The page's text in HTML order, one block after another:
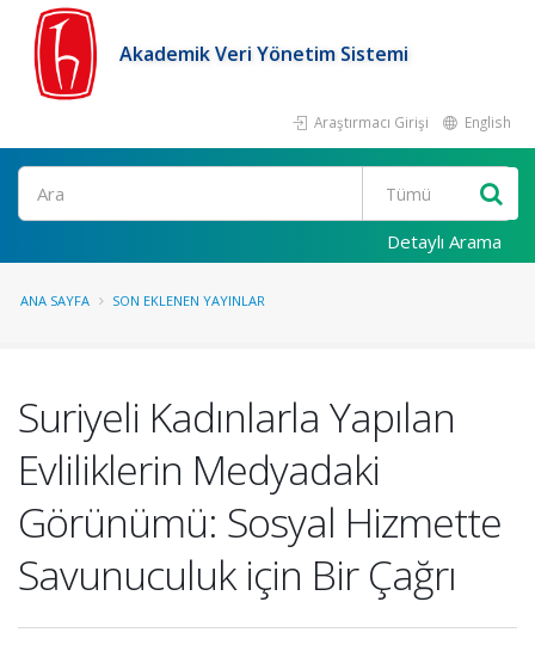
Akademik Veri Yönetim Sistemi
Araştırmacı Girişi English
Ara
Detaylı Arama
ANA SAYFA SON EKLENEN YAYINLAR
Suriyeli Kadınlarla Yapılan
Evliliklerin Medyadaki
Görünümü: Sosyal Hizmette
Savunuculuk için Bir Çağrı